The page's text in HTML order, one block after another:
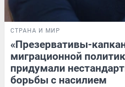
СТРАНА И МИР
«Презервативы-
миграционной
придумали
борьбы с насилием